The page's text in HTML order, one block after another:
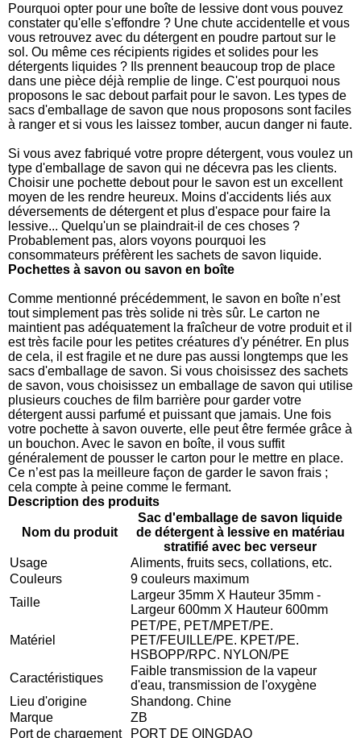
Pourquoi opter pour une boîte de lessive dont vous pouvez
constater qu'elle s'effondre ? Une chute accidentelle et vous
vous retrouvez avec du détergent en poudre partout sur le
sol. Ou même ces récipients rigides et solides pour les
détergents liquides ? Ils prennent beaucoup trop de place
dans une pièce déjà remplie de linge. C'est pourquoi nous
proposons le sac debout parfait pour le savon. Les types de
sacs d'emballage de savon que nous proposons sont faciles
à ranger et si vous les laissez tomber, aucun danger ni faute.
Si vous avez fabriqué votre propre détergent, vous voulez un
type d'emballage de savon qui ne décevra pas les clients.
Choisir une pochette debout pour le savon est un excellent
moyen de les rendre heureux. Moins d'accidents liés aux
déversements de détergent et plus d'espace pour faire la
lessive... Quelqu'un se plaindrait-il de ces choses ?
Probablement pas, alors voyons pourquoi les
consommateurs préfèrent les sachets de savon liquide.
Pochettes à savon ou savon en boîte
Comme mentionné précédemment, le savon en boîte n’est
tout simplement pas très solide ni très sûr. Le carton ne
maintient pas adéquatement la fraîcheur de votre produit et il
est très facile pour les petites créatures d'y pénétrer. En plus
de cela, il est fragile et ne dure pas aussi longtemps que les
sacs d'emballage de savon. Si vous choisissez des sachets
de savon, vous choisissez un emballage de savon qui utilise
plusieurs couches de film barrière pour garder votre
détergent aussi parfumé et puissant que jamais. Une fois
votre pochette à savon ouverte, elle peut être fermée grâce à
un bouchon. Avec le savon en boîte, il vous suffit
généralement de pousser le carton pour le mettre en place.
Ce n’est pas la meilleure façon de garder le savon frais ;
cela compte à peine comme le fermant.
Description des produits
Nom du produit
Sac d'emballage de savon liquide
de détergent à lessive en matériau
stratifié avec bec verseur
Usage
Aliments, fruits secs, collations, etc.
Couleurs
9 couleurs maximum
Taille
Largeur 35mm X Hauteur 35mm -
Largeur 600mm X Hauteur 600mm
Matériel
PET/PE, PET/MPET/PE.
PET/FEUILLE/PE. KPET/PE.
HSBOPP/RPC. NYLON/PE
Caractéristiques
Faible transmission de la vapeur
d'eau, transmission de l'oxygène
Lieu d'origine
Shandong. Chine
Marque
ZB
Port de chargement
PORT DE QINGDAO